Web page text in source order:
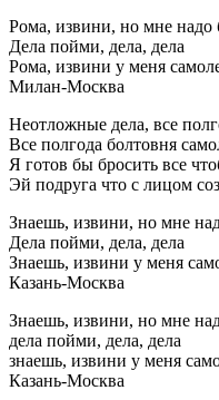
Рома, извини, но мне надо
Дела пойми, дела, дела
Рома, извини у меня
Милан-Москва
Неотложные дела, все
Все полгода болтовня
Я готов бы бросить все
Эй подруга что с лицом
Знаешь, извини, но мне
Дела пойми, дела, дела
Знаешь, извини у меня
Казань-Москва
Знаешь, извини, но мне
дела пойми, дела, дела
знаешь, извини у меня
Казань-Москва